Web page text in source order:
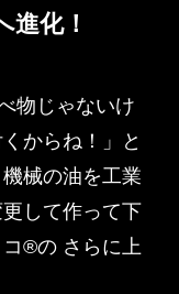
進化！
物じゃないけ
からね！」と
械の油を工業
して作って下
®の さらに上